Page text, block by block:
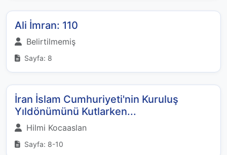
Ali İmran: 110
Belirtilmemiş
Sayfa: 8
İran İslam Cumhuriyeti'nin Kuruluş
Yıldönümünü Kutlarken...
Hilmi Kocaaslan
Sayfa: 8-10